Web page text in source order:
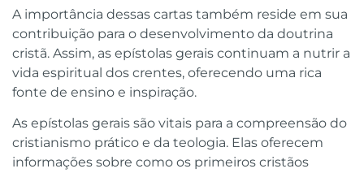
A importância dessas cartas também reside em sua
contribuição para o desenvolvimento da doutrina
cristã. Assim, as epístolas gerais continuam a nutrir a
vida espiritual dos crentes, oferecendo uma rica
fonte de ensino e inspiração.
As epístolas gerais são vitais para a compreensão do
cristianismo prático e da teologia. Elas oferecem
informações sobre como os primeiros cristãos